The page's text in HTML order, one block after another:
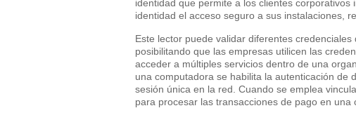
identidad que permite a los clientes
identidad el acceso seguro a sus instalaciones,
Este lector puede validar diferentes
posibilitando que las empresas utilicen las
acceder a múltiples servicios dentro de una
una computadora se habilita la autenticación de
sesión única en la red. Cuando se emplea
para procesar las transacciones de pago en una